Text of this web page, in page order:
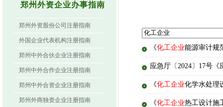
郑州外资企业办事指南
郑州外资股份公司注册指南
外国企业代表机构注册指南
郑州中外合伙企业注册指南
郑州中外合作企业注册指南
郑州中外合资企业注册指南
郑州外商独资企业注册指南
《化工企业能源审计规
应急厅〔2024〕17号
《化工企业化学水处理
《化工企业热工设计施